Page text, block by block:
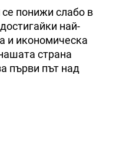
се понижи слабо в
най-
и икономическа
страна
първи път над